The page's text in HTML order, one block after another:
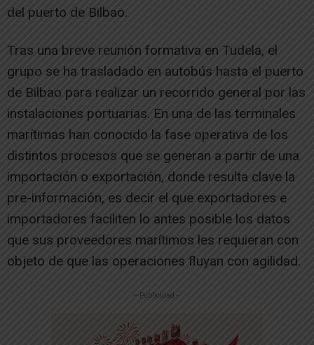
del puerto de Bilbao.
Tras una breve reunión formativa en Tudela, el
grupo se ha trasladado en autobús hasta el puerto
de Bilbao para realizar un recorrido general por las
instalaciones portuarias. En una de las terminales
marítimas han conocido la fase operativa de los
distintos procesos que se generan a partir de una
importación o exportación, donde resulta clave la
pre-información, es decir el que exportadores e
importadores faciliten lo antes posible los datos
que sus proveedores marítimos les requieran con
objeto de que las operaciones fluyan con agilidad.
-- Publicidad --